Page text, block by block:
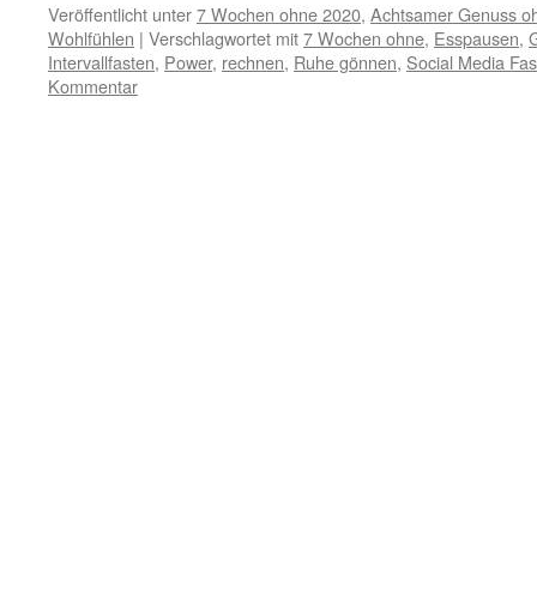
Veröffentlicht unter7 Wochen ohne 2020, Achtsamer Genuss
Wohlfühlen | Verschlagwortet mit7 Wochen ohne, Esspausen,
Intervallfasten, Power, rechnen, Ruhe gönnen, Social Media
Kommentar